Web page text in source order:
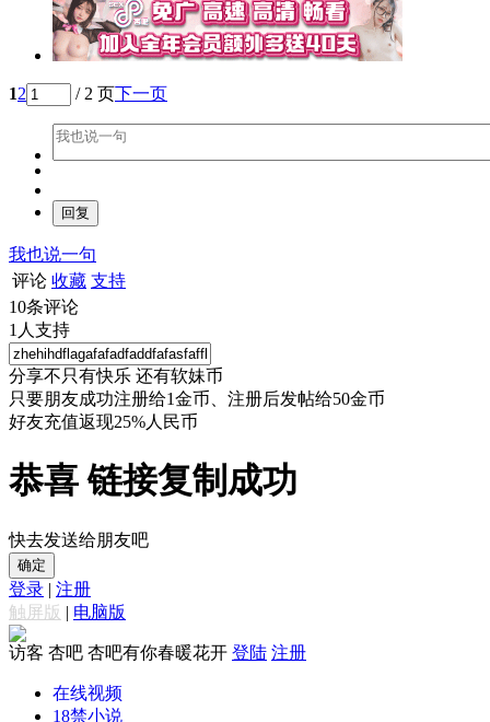
12 / 2 页下一页
我也说一句
评论 收藏 支持
10条评论
1 人支持
分享不只有快乐 还有软妹币
只要朋友成功注册给1金币、注册后发帖给50金币
好友充值返现25%人民币
恭喜 链接复制成功
快去发送给朋友吧
确定
登录 | 注册
触屏版 | 电脑版
访客 杏吧 杏吧有你春暖花开 登陆 注册
在线视频
18禁小说